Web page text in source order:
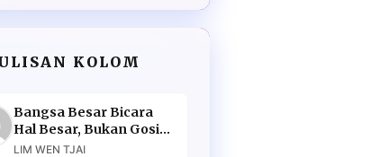
KOLOM
Bangsa Besar Bicara
Hal Besar, Bukan Gosip
Murahan
LIM WEN TJAI